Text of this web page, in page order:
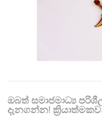
ඔබත් සමාජමාධ්‍ය
දැනගන්න!